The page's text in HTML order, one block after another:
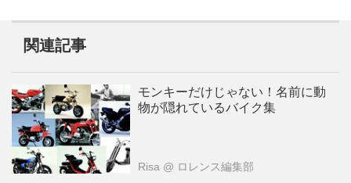
関連記事
モンキーだけじゃない！名前に動
物が隠れているバイク集
Risa @ ロレンス編集部